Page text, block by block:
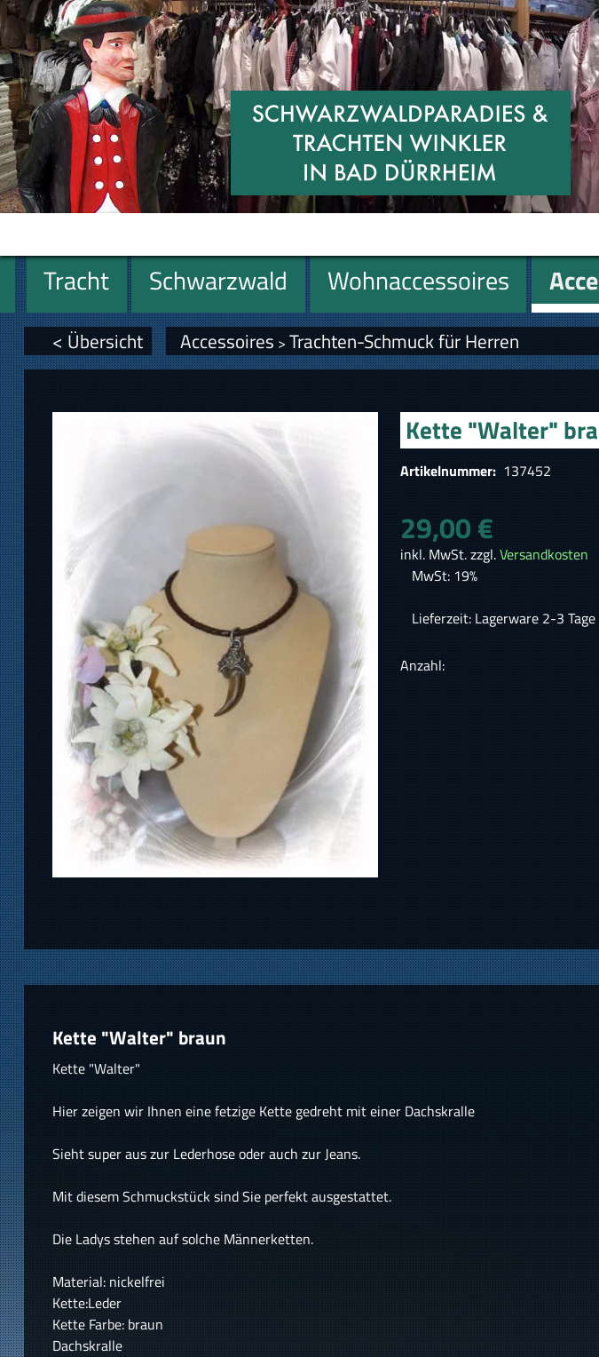
Tracht Schwarzwald Wohnaccessoires
Geschenke
< Übersicht Accessoires > Trachten-Schmuck für Herren
Kette "Walter"
Artikelnummer: 137452
29,00 €
inkl. MwSt. zzgl.Versandkosten
MwSt: 19%
Lieferzeit: Lagerware 2-3
Anzahl:
Kette "Walter" braun
Kette "Walter"
Hier zeigen wir Ihnen eine fetzige Kette gedreht mit einer Dachskralle
Sieht super aus zur Lederhose oder auch zur Jeans.
Mit diesem Schmuckstück sind Sie perfekt ausgestattet.
Die Ladys stehen auf solche Männerketten.
Material: nickelfrei
Kette:Leder
Kette Farbe: braun
Dachskralle